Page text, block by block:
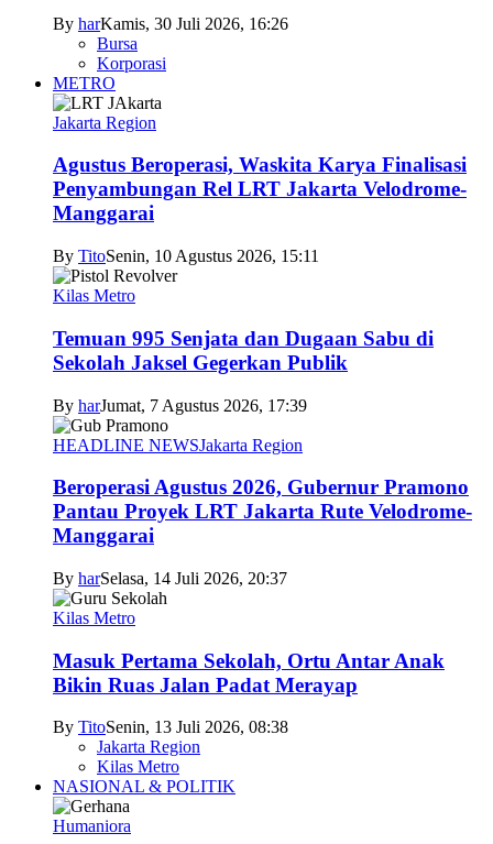
By harKamis, 30 Juli 2026, 16:26
Bursa
Korporasi
METRO
Jakarta Region
Agustus Beroperasi, Waskita Karya Finalisasi
Penyambungan Rel LRT Jakarta Velodrome-
Manggarai
By TitoSenin, 10 Agustus 2026, 15:11
Kilas Metro
Temuan 995 Senjata dan Dugaan Sabu di
Sekolah Jaksel Gegerkan Publik
By harJumat, 7 Agustus 2026, 17:39
HEADLINE NEWSJakarta Region
Beroperasi Agustus 2026, Gubernur Pramono
Pantau Proyek LRT Jakarta Rute Velodrome-
Manggarai
By harSelasa, 14 Juli 2026, 20:37
Kilas Metro
Masuk Pertama Sekolah, Ortu Antar Anak
Bikin Ruas Jalan Padat Merayap
By TitoSenin, 13 Juli 2026, 08:38
Jakarta Region
Kilas Metro
NASIONAL & POLITIK
Humaniora